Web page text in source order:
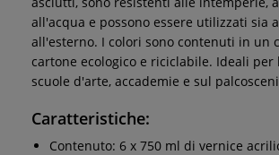
all'acqua e possono essere utilizzati sia
all'esterno. I colori sono contenuti in un
cartone ecologico e riciclabile. Ideali
scuole d'arte, accademie e sul
Caratteristiche:
Contenuto: 6 x 750 ml di vernice